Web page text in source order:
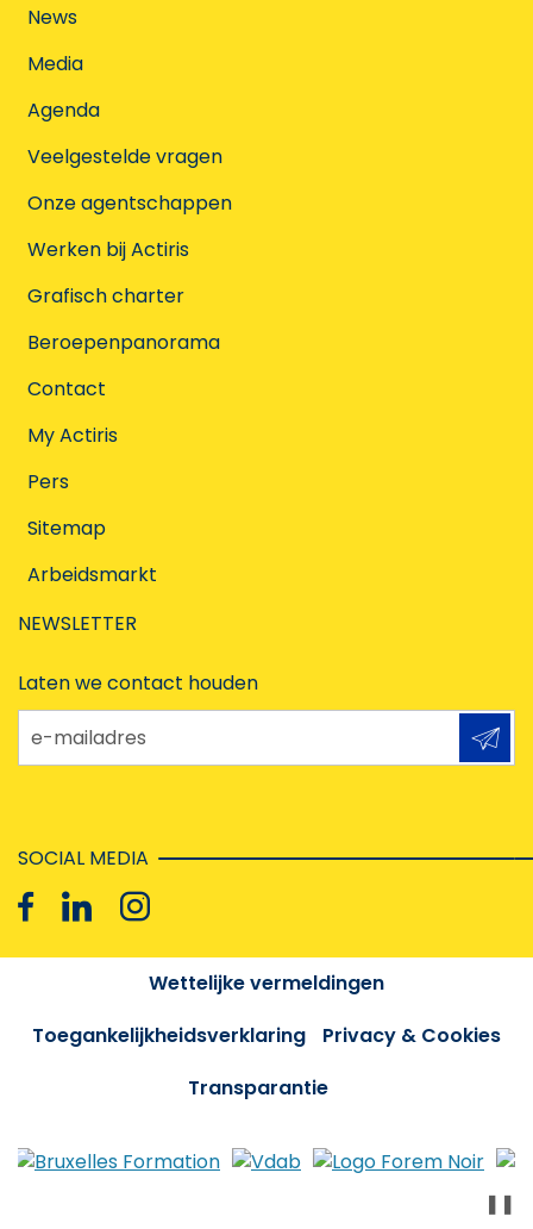
News
Media
Agenda
Veelgestelde vragen
Onze agentschappen
Werken bij Actiris
Grafisch charter
Beroepenpanorama
Contact
My Actiris
Pers
Sitemap
Arbeidsmarkt
NEWSLETTER
Laten we contact houden
e-mailadres
SOCIAL MEDIA
Wettelijke vermeldingen
Toegankelijkheidsverklaring
Privacy & Cookies
Transparantie
❚❚